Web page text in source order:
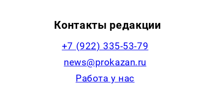
Контакты редакции
+7 (922) 335-53-79
news@prokazan.ru
Работа у нас